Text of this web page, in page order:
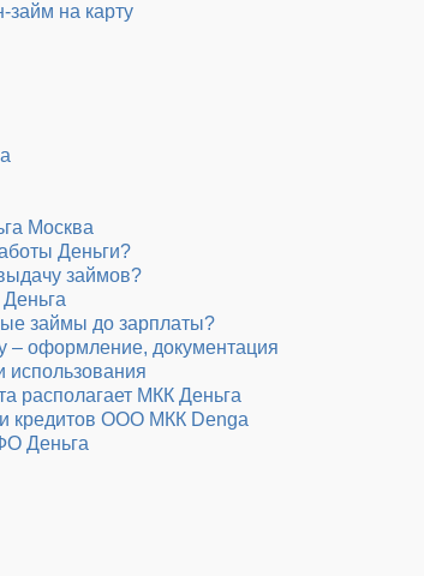
займ на карту
Москва
Деньги?
займов?
займы до зарплаты?
– оформление, документация
располагает МКК Деньга
кредитов ООО МКК Denga
Деньга